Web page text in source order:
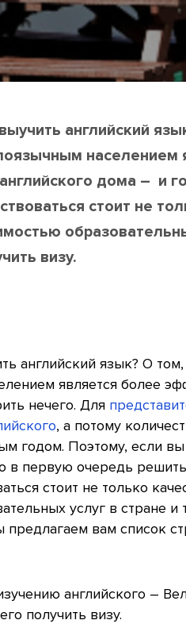
английский
населением
дома – и
стоит не
визу.
английский язык? О том,
является более
нечего. Для
, а потому
годом. Поэтому, если
в первую очередь
стоит не только
услуг в стране и
предлагаем вам список
английского –
получить визу.